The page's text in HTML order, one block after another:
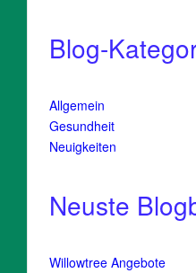
Blog-
Allgemein
Gesundheit
Neuigkeiten
Neuste
Willowtree Angebote